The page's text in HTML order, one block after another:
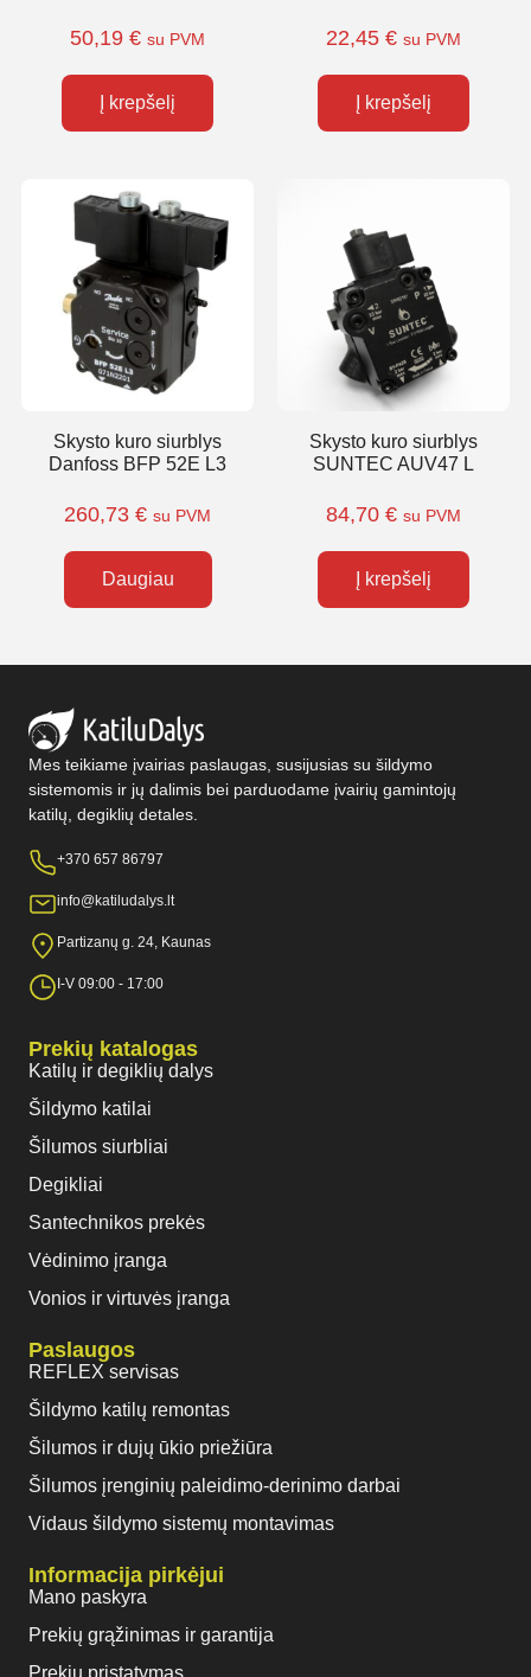
50,19 € su PVM
Į krepšelį
22,45 € su PVM
Į krepšelį
Skysto kuro siurblys
Danfoss BFP 52E L3
260,73 € su PVM
Daugiau
Skysto kuro siurblys
SUNTEC AUV47 L
84,70 € su PVM
Į krepšelį
Mes teikiame įvairias paslaugas, susijusias su šildymo
sistemomis ir jų dalimis bei parduodame įvairių gamintojų
katilų, degiklių detales.
+370 657 86797
info@katiludalys.lt
Partizanų g. 24, Kaunas
I-V 09:00 - 17:00
Prekių katalogas
Katilų ir degiklių dalys
Šildymo katilai
Šilumos siurbliai
Degikliai
Santechnikos prekės
Vėdinimo įranga
Vonios ir virtuvės įranga
Paslaugos
REFLEX servisas
Šildymo katilų remontas
Šilumos ir dujų ūkio priežiūra
Šilumos įrenginių paleidimo-derinimo darbai
Vidaus šildymo sistemų montavimas
Informacija pirkėjui
Mano paskyra
Prekių grąžinimas ir garantija